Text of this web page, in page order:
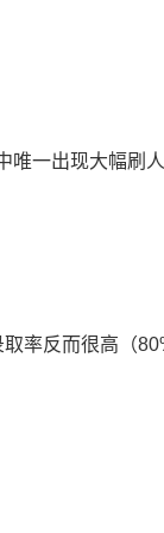
一出现大幅刷
率反而很高（